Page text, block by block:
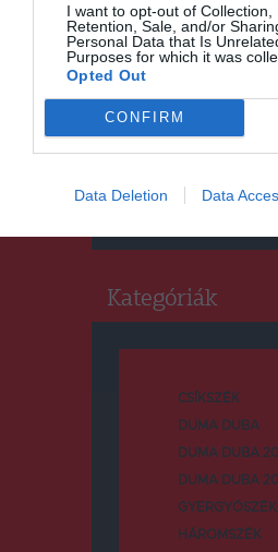
I want to opt-out of Collection,
Retention, Sale, and/or
Personal Data that Is
Purposes for which it was
Opted Out
CONFIRM
Data Deletion Data
Keresés
Keresés:
Kategóriák
CSÍKSZÉK
DUMA DUBA
DUMA DUBA
DUMA DUBA
GYERGYÓSZÉK
HÁROMSZÉK